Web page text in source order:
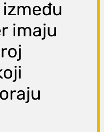
imaju